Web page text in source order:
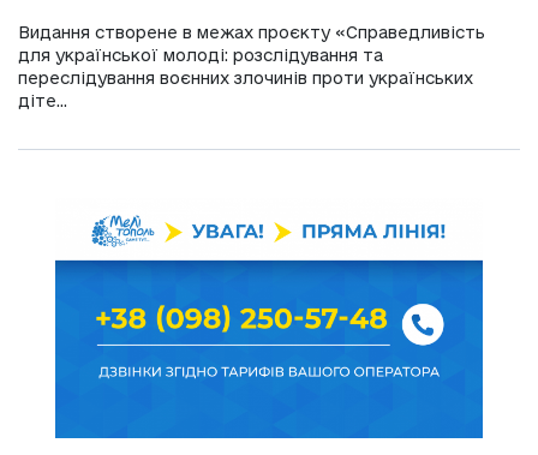
Видання створене в межах проєкту «Справедливість
для української молоді: розслідування та
переслідування воєнних злочинів проти українських
діте...